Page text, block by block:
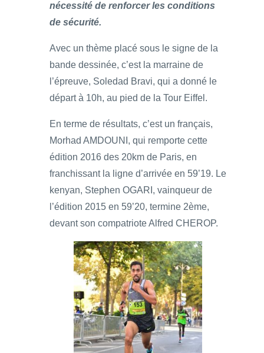
nécessité de renforcer les conditions
de sécurité.
Avec un thème placé sous le signe de la
bande dessinée, c’est la marraine de
l’épreuve, Soledad Bravi, qui a donné le
départ à 10h, au pied de la Tour Eiffel.
En terme de résultats, c’est un français,
Morhad AMDOUNI, qui remporte cette
édition 2016 des 20km de Paris, en
franchissant la ligne d’arrivée en 59’19. Le
kenyan, Stephen OGARI, vainqueur de
l’édition 2015 en 59’20, termine 2ème,
devant son compatriote Alfred CHEROP.